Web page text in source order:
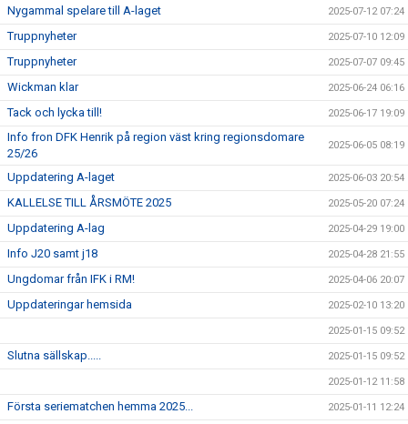
Nygammal spelare till A-laget 2025-07-12 07:24
Truppnyheter 2025-07-10 12:09
Truppnyheter 2025-07-07 09:45
Wickman klar 2025-06-24 06:16
Tack och lycka till! 2025-06-17 19:09
Info fron DFK Henrik på region väst kring regionsdomare
25/26
2025-06-05 08:19
Uppdatering A-laget 2025-06-03 20:54
KALLELSE TILL ÅRSMÖTE 2025 2025-05-20 07:24
Uppdatering A-lag 2025-04-29 19:00
Info J20 samt j18 2025-04-28 21:55
Ungdomar från IFK i RM! 2025-04-06 20:07
Uppdateringar hemsida 2025-02-10 13:20
2025-01-15 09:52
Slutna sällskap..... 2025-01-15 09:52
2025-01-12 11:58
Första seriematchen hemma 2025... 2025-01-11 12:24